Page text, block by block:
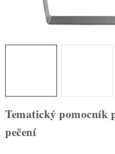
PROFI BALENÍ
NOVÉ ZBOŽÍ
Nepřevzetí zásilky na dobírku
Hodnocení obchodu
Blog
Podmínky ochrany osobních údajů
Tematický pomocník
pečení